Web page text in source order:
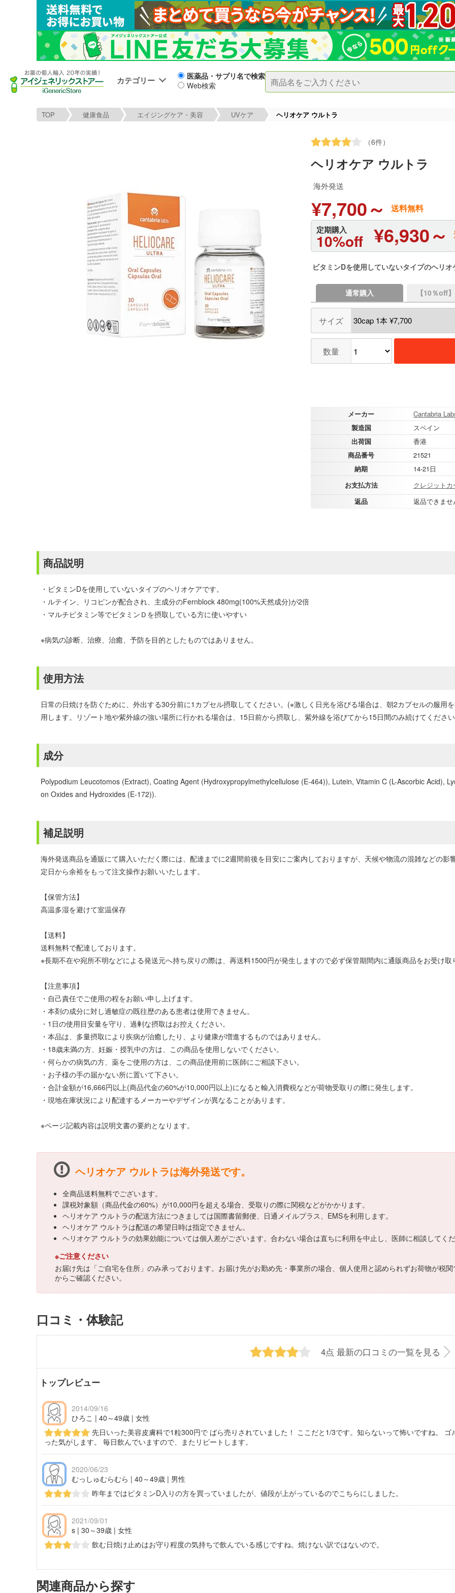
カテゴリー
医薬品・サプリ名で検索
Web検索
TOP 健康食品 エイジングケア・美容 UVケア ヘリオケア ウルトラ
（6件）
ヘリオケア ウルトラ
海外発送
¥7,700～ 送料無料
定期購入
10%off ¥6,930～
ビタミンDを使用していないタイプのヘリオ
通常購入 【10％off
サイズ
数量
メーカー
Cantabria
製造国
スペイン
出荷国
香港
商品番号
21521
納期
14-21日
お支払方法
クレジットカ
返品
返品できま
商品説明
・ビタミンDを使用していないタイプのヘリオケアです。
・ルテイン、リコピンが配合され、主成分のFernblock 480mg(100%天然成分)が2倍
・マルチビタミン等でビタミンＤを摂取している方に使いやすい
※病気の診断、治療、治癒、予防を目的としたものではありません。
使用方法
日常の日焼けを防ぐために、外出する30分前に1カプセル摂取してください。(※激しく日光を浴びる場合は、朝2カプセルの服用
用します。リゾート地や紫外線の強い場所に行かれる場合は、15日前から摂取し、紫外線を浴びてから15日間のみ続けてください
成分
Polypodium Leucotomos (Extract), Coating Agent (Hydroxypropylmethylcellulose (E-464)), Lutein, Vitamin C (L-Ascorbic Acid),
on Oxides and Hydroxides (E-172)).
補足説明
海外発送商品を通販にて購入いただく際には、配達までに2週間前後を目安にご案内しておりますが、天候や物流の混雑などの
定日から余裕をもって注文操作お願いいたします。
【保管方法】
高温多湿を避けて室温保存
【送料】
送料無料で配達しております。
※長期不在や宛所不明などによる発送元へ持ち戻りの際は、再送料1500円が発生しますので必ず保管期間内に通販商品をお受け取
【注意事項】
・自己責任でご使用の程をお願い申し上げます。
・本剤の成分に対し過敏症の既往歴のある患者は使用できません。
・1日の使用目安量を守り、過剰な摂取はお控えください。
・本品は、多量摂取により疾病が治癒したり、より健康が増進するものではありません。
・18歳未満の方、妊娠・授乳中の方は、この商品を使用しないでください。
・何らかの病気の方、薬をご使用の方は、この商品使用前に医師にご相談下さい。
・お子様の手の届かない所に置いて下さい。
・合計金額が16,666円以上(商品代金の60%が10,000円以上)になると輸入消費税などが荷物受取りの際に発生します。
・現地在庫状況により配達するメーカーやデザインが異なることがあります。
※ページ記載内容は説明文書の要約となります。
ヘリオケア ウルトラは海外発送です。
全商品送料無料でございます。
課税対象額（商品代金の60%）が10,000円を超える場合、受取りの際に関税などがかかります。
ヘリオケア ウルトラの配送方法につきましては国際書留郵便、日通メイルプラス、EMSを利用します。
ヘリオケア ウルトラは配送の希望日時は指定できません。
ヘリオケア ウルトラの効果効能については個人差がございます。合わない場合は直ちに利用を中止し、医師に相談してくだ
※ご注意ください
お届け先は「ご自宅を住所」のみ承っております。お届け先がお勤め先・事業所の場合、個人使用と認められずお荷物が税
からご確認ください。
口コミ・体験記
4点 最新の口コミの一覧を見る
トップレビュー
2014/09/16
ひろこ | 40～49歳 | 女性
先日いった美容皮膚科で1粒300円で ばら売りされていました！ ここだと1/3です。知らないって怖いですね。
った気がします。 毎日飲んでいますので、またリピートします。
2020/06/23
むっしゅむらむら | 40～49歳 | 男性
昨年まではビタミンD入りの方を買っていましたが、値段が上がっているのでこちらにしました。
2021/09/01
s | 30～39歳 | 女性
飲む日焼け止めはお守り程度の気持ちで飲んでいる感じですね。焼けない訳ではないので。
関連商品から探す